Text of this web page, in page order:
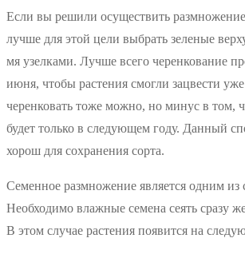
Если вы решили осуществить
лучше для этой цели выбрать зеленые
мя узелками. Лучше всего черенкование
июня, чтобы растения смогли зацвести
черенковать тоже можно, но минус в том,
будет только в следующем году. Данный
хорош для сохранения сорта.
Семенное размножение является одним из
Необходимо влажные семена сеять сразу
В этом случае растения появится на